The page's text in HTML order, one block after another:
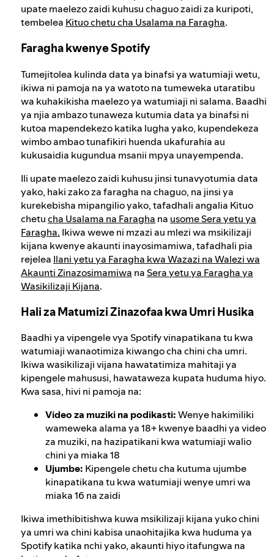
upate maelezo zaidi kuhusu chaguo zaidi za kuripoti,
tembelea Kituo chetu cha Usalama na Faragha.
Faragha kwenye Spotify
Tumejitolea kulinda data ya binafsi ya watumiaji wetu,
ikiwa ni pamoja na ya watoto na tumeweka utaratibu
wa kuhakikisha maelezo ya watumiaji ni salama. Baadhi
ya njia ambazo tunaweza kutumia data ya binafsi ni
kutoa mapendekezo katika lugha yako, kupendekeza
wimbo ambao tunafikiri huenda ukafurahia au
kukusaidia kugundua msanii mpya unayempenda.
Ili upate maelezo zaidi kuhusu jinsi tunavyotumia data
yako, haki zako za faragha na chaguo, na jinsi ya
kurekebisha mipangilio yako, tafadhali angalia Kituo
chetucha Usalama na Faragha na usome Sera yetu ya
Faragha. Ikiwa wewe ni mzazi au mlezi wa msikilizaji
kijana kwenye akaunti inayosimamiwa, tafadhali pia
rejelea Ilani yetu ya Faragha kwa Wazazi na Walezi wa
Akaunti Zinazosimamiwa naSera yetu ya Faragha ya
Wasikilizaji Kijana.
Hali za Matumizi Zinazofaa kwa Umri Husika
Baadhi ya vipengele vya Spotify vinapatikana tu kwa
watumiaji wanaotimiza kiwango cha chini cha umri.
Ikiwa wasikilizaji vijana hawatatimiza mahitaji ya
kipengele mahususi, hawataweza kupata huduma hiyo.
Kwa sasa, hivi ni pamoja na:
Video za muziki na podikasti:Wenye hakimiliki
wameweka alama ya 18+ kwenye baadhi ya video
za muziki, na hazipatikani kwa watumiaji walio
chini ya miaka 18
Ujumbe: Kipengele chetu cha kutuma ujumbe
kinapatikana tu kwa watumiaji wenye umri wa
miaka 16 na zaidi
Ikiwa imethibitishwa kuwa msikilizaji kijana yuko chini
ya umri wa chini kabisa unaohitajika kwa huduma ya
Spotify katika nchi yako, akaunti hiyo itafungwa na